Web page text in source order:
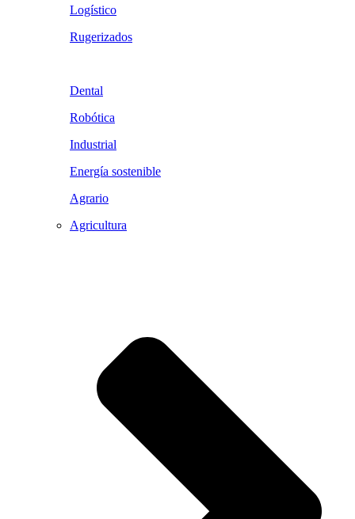
Logístico
Rugerizados
Dental
Robótica
Industrial
Energía sostenible
Agrario
Agricultura